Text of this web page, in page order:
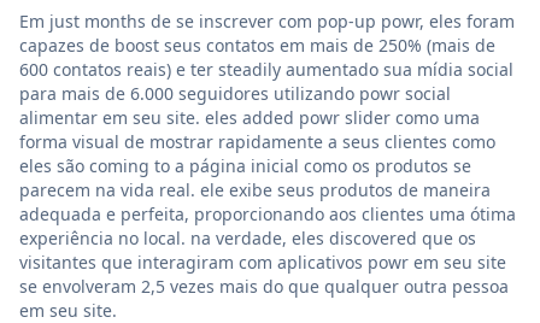
Em just months de se inscrever com pop-up powr, eles foram
capazes de boost seus contatos em mais de 250% (mais de
600 contatos reais) e ter steadily aumentado sua mídia social
para mais de 6.000 seguidores utilizando powr social
alimentar em seu site. eles added powr slider como uma
forma visual de mostrar rapidamente a seus clientes como
eles são coming to a página inicial como os produtos se
parecem na vida real. ele exibe seus produtos de maneira
adequada e perfeita, proporcionando aos clientes uma ótima
experiência no local. na verdade, eles discovered que os
visitantes que interagiram com aplicativos powr em seu site
se envolveram 2,5 vezes mais do que qualquer outra pessoa
em seu site.